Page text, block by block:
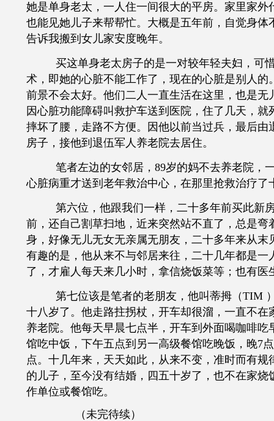
她是单身老太，一人住一间很大的平房。家里家外
也能见她儿子来帮帮忙。大概是五年前，自觉身体
告诉我搬到女儿家安度晚年。
买这单身老太房子的是一对较年轻夫妇，可
术，即她的心脏不能工作了，现在的心脏是别人的
前景不会太好。他们二人一直生活在这里，也是无
因心脏功能障碍叫救护车送到医院，住了几天，就
摔坏了腰，走路不方便。因他以前当过兵，最后由
房子，接他到退伍军人养老院去居住。
笔者左边的女邻居， 89岁的妈不去养老院，
心脏病重才送到老年救治中心，在那里抢救治疗了
第六位，他跟我们一样，二十多年前买此新
前，还自己割草扫地，近来突然站不直了，总是弯
身，好像无儿无女无亲属无朋友，二十多年来从末
有趣的是，他从来不与邻居来往，二十几年都是一
了，才雇人每天来几小时，拿信烧饭菜等；也有医
第七位该是笔者的老朋友，他叫蒂拇（TIM
十八岁了。他走路拄拐杖，开车却很溜，一直不在
养老院。他每天早晨七点半，开车到外面喝咖啡吃
馆吃中饭，下午五点到另一高级餐馆吃晚饭，晚7
点。十几年来，天天如此，从来不变，准时而有规
的儿子，至今没有结婚，四五十岁了，也不在家烧
作单位或餐馆吃。
（未完待续）